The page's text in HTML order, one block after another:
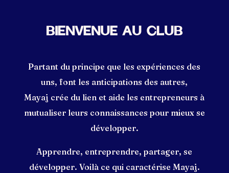
BIENVENUE AU CLUB
Partant du principe que les expériences des
uns, font les anticipations des autres,
Mayaj crée du lien et aide les entrepreneurs à
mutualiser leurs connaissances pour mieux se
développer.
Apprendre, entreprendre, partager, se
développer. Voilà ce qui caractérise Mayaj.